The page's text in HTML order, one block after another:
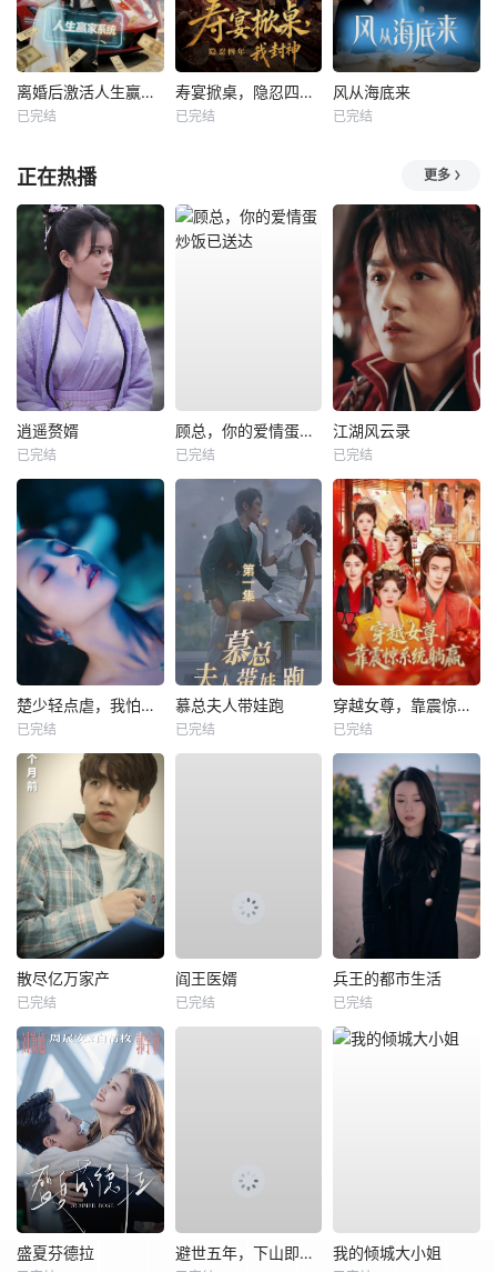
离婚后激活人生赢家系统
已完结
寿宴掀桌，隐忍四年我封神
已完结
风从海底来
已完结
正在热播 更多
逍遥赘婿
已完结
顾总，你的爱情蛋炒饭已送达
已完结
江湖风云录
已完结
楚少轻点虐，我怕夫人受不住
已完结
慕总夫人带娃跑
已完结
穿越女尊，靠震惊系统躺赢
已完结
散尽亿万家产
已完结
阎王医婿
已完结
兵王的都市生活
已完结
盛夏芬德拉 避世五年，下山即无敌 我的倾城大小姐